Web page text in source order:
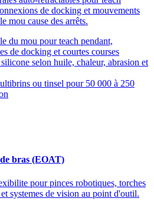
de docking et mouvements
mou cause des arrêts.
du mou pour teach pendant,
de docking et courtes courses
selon huile, chaleur, abrasion et
ou tinsel pour 50 000 à 250
bras (EOAT)
pour pinces robotiques, torches
systemes de vision au point d'outil.